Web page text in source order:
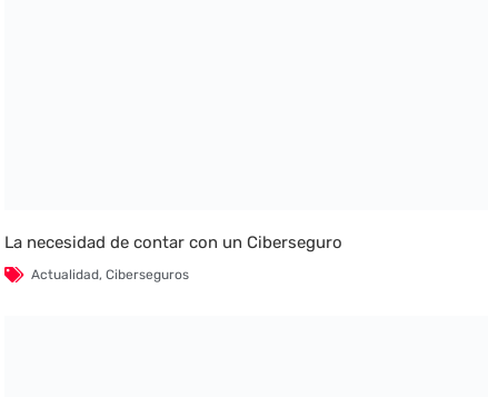
La necesidad de contar con un Ciberseguro
Actualidad,Ciberseguros